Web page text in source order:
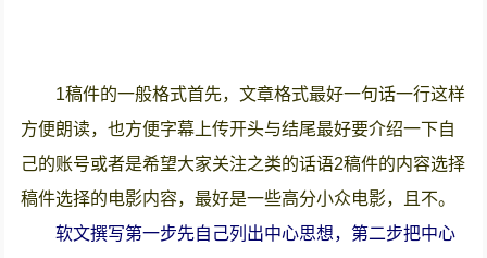
1稿件的一般格式首先，文章格式最好一句话一行这样
方便朗读，也方便字幕上传开头与结尾最好要介绍一下自
己的账号或者是希望大家关注之类的话语2稿件的内容选择
稿件选择的电影内容，最好是一些高分小众电影，且不。
软文撰写第一步先自己列出中心思想，第二步把中心